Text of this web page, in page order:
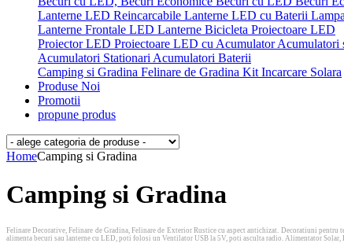
Lanterne LED Reincarcabile Lanterne LED cu Baterii
Lanterne Frontale LED Lanterne Bicicleta Proiectoare LED
Proiector LED Proiectoare LED cu AcumulatorAcumulatori
Acumulatori Stationari Acumulatori Baterii
Camping si Gradina Felinare de Gradina Kit Incarcare Solara
Produse Noi
Promotii
propune produs
HomeCamping si Gradina
Camping si Gradina
Felinare Decorative, Felinare de Gradina, Felinare de Exterior Rustice cu aspect antichizat. Decoratiuni
alimenta becuri sau lanterne cu LED, poti folosi un Ventilator USB la 5V, poti asculta radio. Alimentator Solar,